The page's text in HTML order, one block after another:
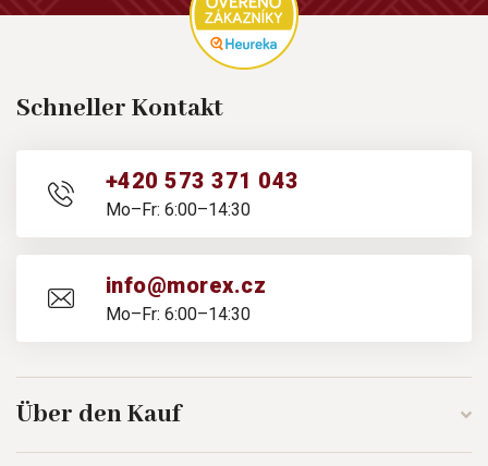
Schneller Kontakt
+420 573 371 043
Mo–Fr: 6:00–14:30
info@morex.cz
Mo–Fr: 6:00–14:30
Über den Kauf